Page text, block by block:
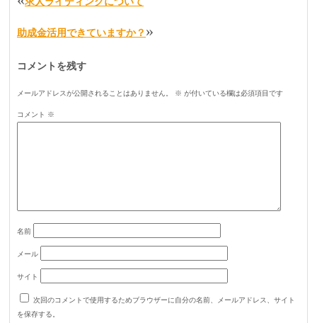
助成金活用できていますか？ »
コメントを残す
メールアドレスが公開されることはありません。 ※ が付いている欄は必須項目です
コメント ※
名前
メール
サイト
次回のコメントで使用するためブラウザーに自分の名前、メールアドレス、サイト
を保存する。